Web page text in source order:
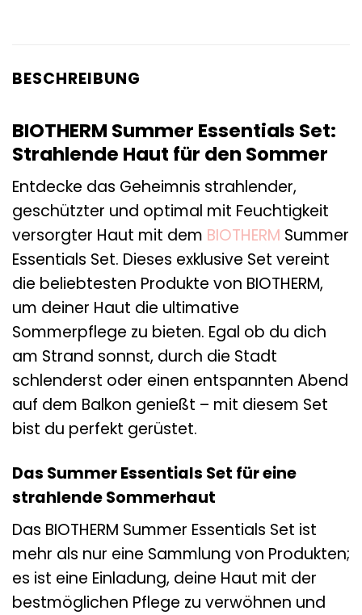
BESCHREIBUNG
BIOTHERM Summer Essentials Set:
Strahlende Haut für den Sommer
Entdecke das Geheimnis strahlender,
geschützter und optimal mit Feuchtigkeit
versorgter Haut mit dem BIOTHERM Summer
Essentials Set. Dieses exklusive Set vereint
die beliebtesten Produkte von BIOTHERM,
um deiner Haut die ultimative
Sommerpflege zu bieten. Egal ob du dich
am Strand sonnst, durch die Stadt
schlenderst oder einen entspannten Abend
auf dem Balkon genießt – mit diesem Set
bist du perfekt gerüstet.
Das Summer Essentials Set für eine
strahlende Sommerhaut
Das BIOTHERM Summer Essentials Set ist
mehr als nur eine Sammlung von Produkten;
es ist eine Einladung, deine Haut mit der
bestmöglichen Pflege zu verwöhnen und